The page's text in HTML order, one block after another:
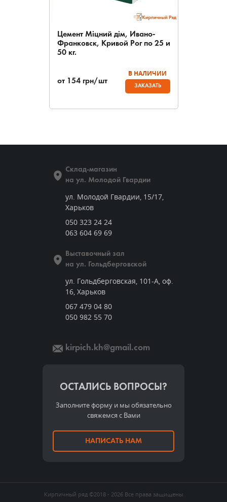
Цемент Міцний дім, Ивано-
Франковск, Кривой Рог по 25 и
50 кг.
от 154 грн/шт
В НАЛИЧИИ
ЗАКАЗАТЬ
Склад-магазин
на ул. Молодой Гвардии
ул. Молодой Гвардии, 15/17,
Харьков
050 323 24 24
063 604 69 69
Выставочный зал
на ул. Гольдберговской
ул. Гольдберговская, 101-А, оф.
16, Харьков
067 479 04 80
050 982 55 70
kirpich.kh@gmail.com
ОСТАЛИСЬ ВОПРОСЫ?
Заполните форму и мы обязательно
свяжемся с Вами
НАПИСАТЬ НАМ
Кирпичный ряд ©2018 - 2026 Все права защищены